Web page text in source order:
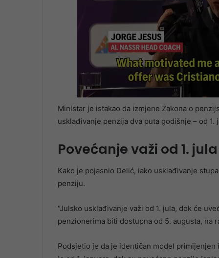
Ministar je istakao da izmjene Zakona o
usklađivanje penzija dva puta godišnje – od 1.
Povećanje važi od 1. jula
Kako je pojasnio Delić, iako usklađivanje
penziju.
“Julsko usklađivanje važi od 1. jula, dok će
penzionerima biti dostupna od 5. augusta, na
Podsjetio je da je identičan model